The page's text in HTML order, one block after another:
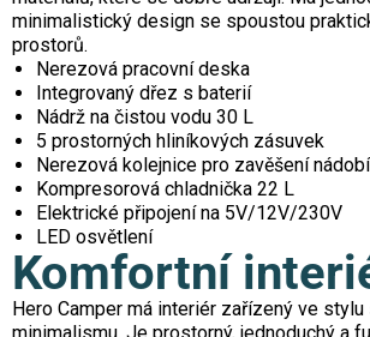
minimalistický design se spoustou
prostorů.
Nerezová pracovní deska
Integrovaný dřez s baterií
Nádrž na čistou vodu 30 L
5 prostorných hliníkových zásuvek
Nerezová kolejnice pro zavěšení nádobí
Kompresorová chladnička 22 L
Elektrické připojení na 5V/12V/230V
LED osvětlení
Komfortní
Hero Camper má interiér zařízený ve
minimalismu. Je prostorný, jednoduchý a